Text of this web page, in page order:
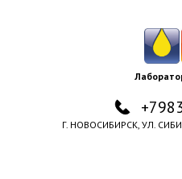
Г. НОВОСИБИРСК, УЛ.